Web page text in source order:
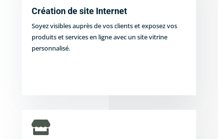
Création de site Internet
Soyez visibles auprès de vos clients et exposez vos
produits et services en ligne avec un site vitrine
personnalisé.
